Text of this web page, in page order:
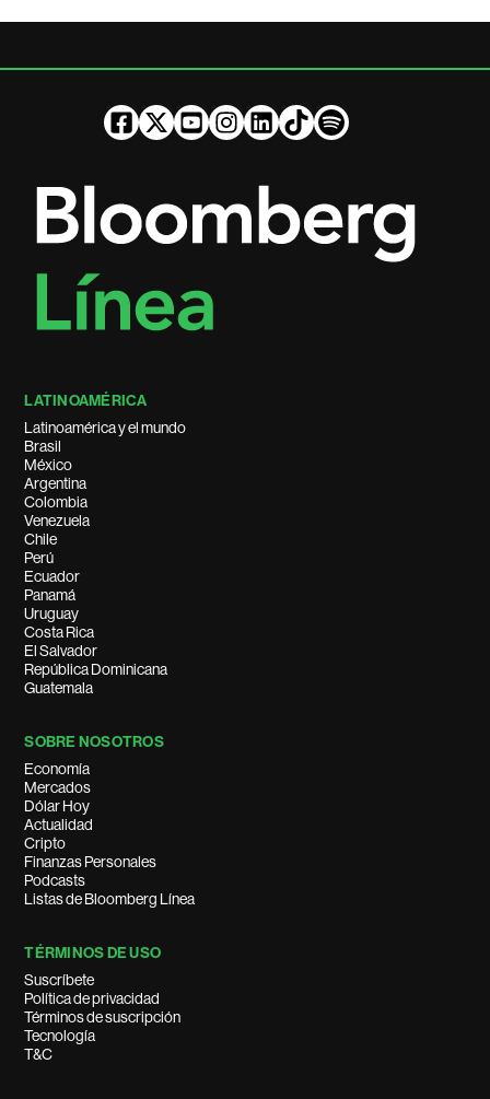
LATINOAMÉRICA
Latinoamérica y el mundo
Brasil
México
Argentina
Colombia
Venezuela
Chile
Perú
Ecuador
Panamá
Uruguay
Costa Rica
El Salvador
República Dominicana
Guatemala
SOBRE NOSOTROS
Economía
Mercados
Dólar Hoy
Actualidad
Cripto
Finanzas Personales
Podcasts
Listas de Bloomberg Línea
TÉRMINOS DE USO
Suscríbete
Política de privacidad
Términos de suscripción
Tecnología
T&C